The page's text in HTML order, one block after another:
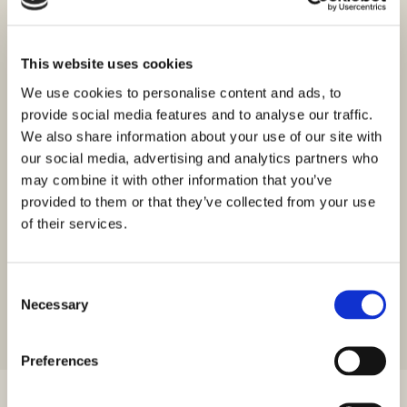
This website uses cookies
We use cookies to personalise content and ads, to
provide social media features and to analyse our traffic.
We also share information about your use of our site with
our social media, advertising and analytics partners who
may combine it with other information that you’ve
provided to them or that they’ve collected from your use
of their services.
Selection
Necessary
Preferences
Sukošan, ekskluziven dvoetažni apartma, prva vrsta
do morja
Sukošan, Sukošan
Velikost (m²) : 141,40 M²
Sobe : 3
Kopalnice : 3
Oddaljenost od morja : 10 M
Pogled na morje
Predstavljamo vam luksuzno dvonadstropno stanovanje, ki
se nahaja v prvi vrsti do morja, idealno za tiste, ki iščejo